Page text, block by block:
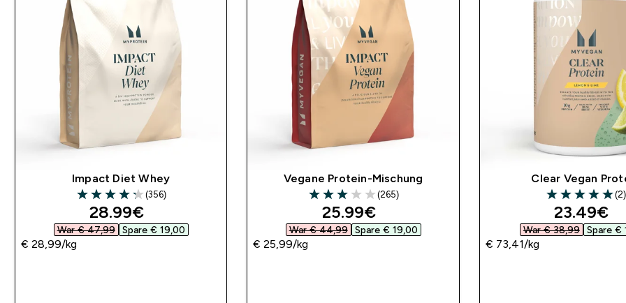
Impact Diet Whey
4.26 out of 5 stars
(356)
discounted price
28.99€‎
War € 47,99‎ Spare € 19,00‎
€ 28,99‎/kg
Vegane Protein-Mischung
3 out of 5 stars
(265)
discounted price
25.99€‎
War € 44,99‎ Spare € 19,00‎
€ 25,99‎/kg
Clear Vegan
5 out of 5 stars
(2)
23.49€‎
War € 38,99‎ Spare €
€ 73,41‎/kg